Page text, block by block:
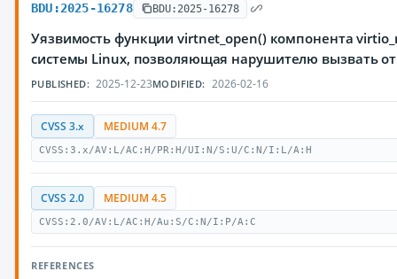
BDU:2025-16278 BDU:2025-16278
Уязвимость функции virtnet_open() компонента
системы Linux, позволяющая нарушителю вызвать
PUBLISHED: 2025-12-23MODIFIED: 2026-02-16
CVSS 3.x MEDIUM 4.7
CVSS:3.x/AV:L/AC:H/PR:H/UI:N/S:U/C:N/I:L/A:H
CVSS 2.0 MEDIUM 4.5
CVSS:2.0/AV:L/AC:H/Au:S/C:N/I:P/A:C
REFERENCES